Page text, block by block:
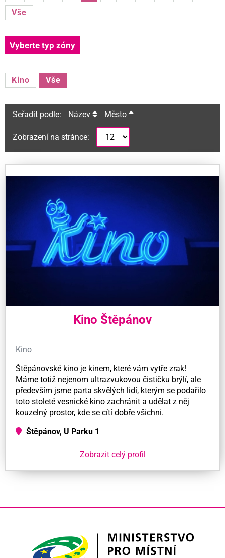
Vše
Vyberte typ zóny
Kino Vše
Seřadit podle: Název Město
Zobrazení na stránce:
Kino Štěpánov
Kino
Štěpánovské kino je kinem, které vám vytře zrak!
Máme totiž nejenom ultrazvukovou čističku brýlí, ale
především jsme parta skvělých lidí, kterým se podařilo
toto stoleté vesnické kino zachránit a udělat z něj
kouzelný prostor, kde se cítí dobře všichni.
Štěpánov, U Parku 1
Zobrazit celý profil